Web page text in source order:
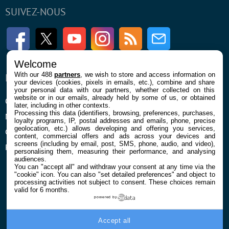
SUIVEZ-NOUS
FacebookTwitter Youtube InstagramRSS Newsletter
ENTREPRISE
Qui sommes nous
Mentions légales et CGU
Confidentialité et Cookies
Préférences cookies
À PROPOS
La rédaction
Contact
Welcome
With our 488partners , we wish to store and access information on
your devices (cookies, pixels in emails, etc.), combine and share
your personal data with our partners, whether collected on this
website or in our emails, already held by some of us, or obtained
later, including in other contexts.
Processing this data (identifiers, browsing, preferences, purchases,
loyalty programs, IP, postal addresses and emails, phone, precise
geolocation, etc.) allows developing and offering you services,
content, commercial offers and ads across your devices and
screens (including by email, post, SMS, phone, audio, and video),
personalising them, measuring their performance, and analysing
audiences.
You can "accept all" and withdraw your consent at any time via the
"cookie" icon. You can also "set detailed preferences" and object to
processing activities not subject to consent. These choices remain
valid for 6 months.
powered by
Accept all